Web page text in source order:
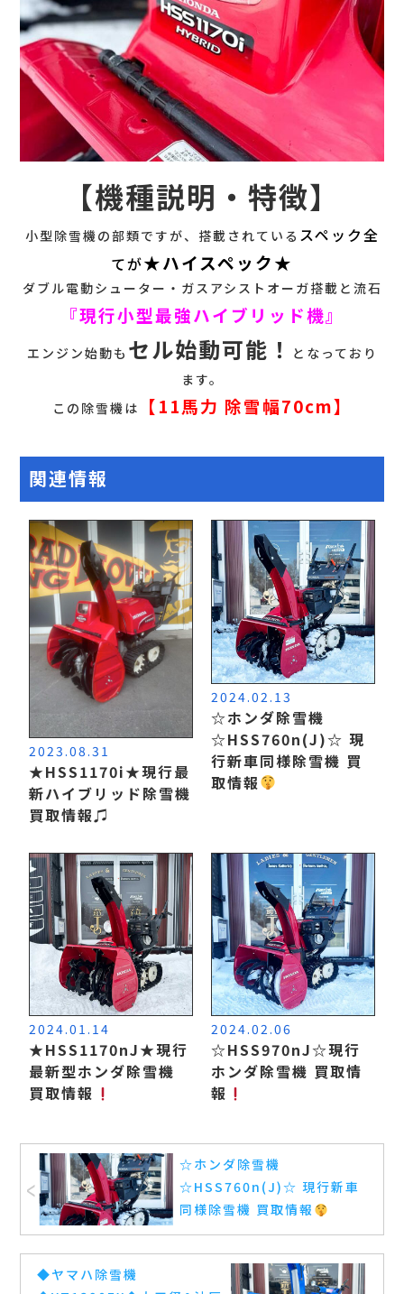
【機種説明・特徴】
小型除雪機の部類ですが、搭載されている スペック全
てが★ハイスペック★
ダブル電動シューター・ガスアシストオーガ搭載と流石
『現行小型最強ハイブリッド機』
エンジン始動も セル始動可能！
となっており
ます。
この除雪機は
【11馬力 除雪幅70cm】
関連情報
2023.08.31
★HSS1170i★現行最
新ハイブリッド除雪機
買取情報♫
2024.02.13
☆ホンダ除雪機
☆HSS760n(J)☆ 現
行新車同様除雪機 買
取情報
2024.01.14
★HSS1170nJ★現行
最新型ホンダ除雪機
買取情報
2024.02.06
☆HSS970nJ☆現行
ホンダ除雪機 買取情
報
☆ホンダ除雪機
☆HSS760n(J)☆ 現行新車
同様除雪機 買取情報
◆ヤマハ除雪機